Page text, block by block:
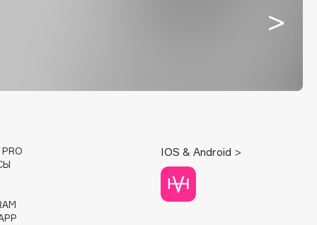
PRO
IOS & Android >